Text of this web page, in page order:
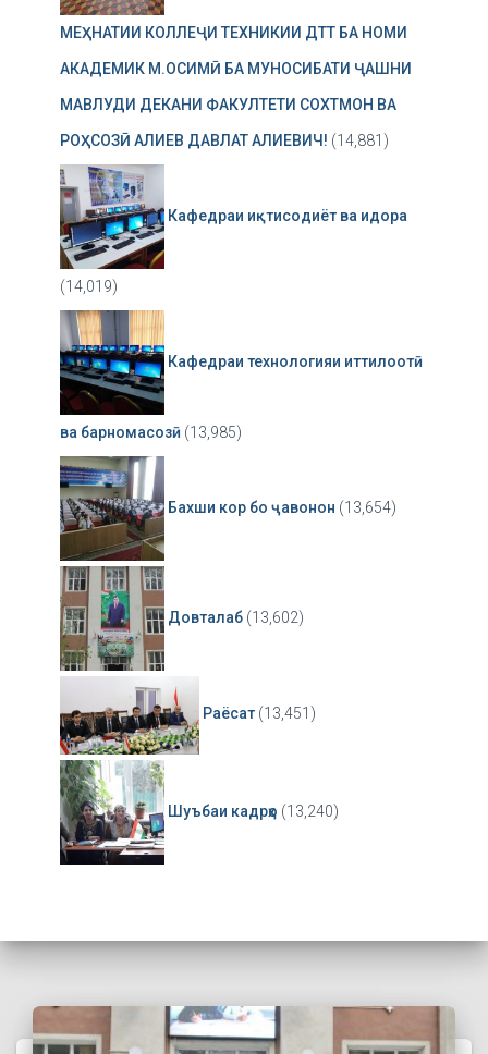
МЕҲНАТИИ КОЛЛЕҶИ ТЕХНИКИИ ДТТ БА НОМИ
АКАДЕМИК М.ОСИМӢ БА МУНОСИБАТИ ҶАШНИ
МАВЛУДИ ДЕКАНИ ФАКУЛТЕТИ СОХТМОН ВА
РОҲСОЗӢ АЛИЕВ ДАВЛАТ АЛИЕВИЧ! (14,881)
Кафедраи иқтисодиёт ва идора
(14,019)
Кафедраи технологияи иттилоотӣ
ва барномасозӣ (13,985)
Бахши кор бо ҷавонон (13,654)
Довталаб (13,602)
Раёсат (13,451)
Шуъбаи кадрҳо (13,240)